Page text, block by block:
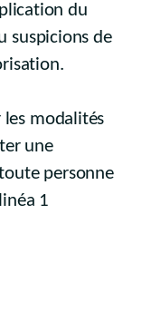
du
suspicions de
les modalités
une
personne
1